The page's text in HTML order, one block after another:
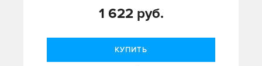
1 622 руб.
КУПИТЬ